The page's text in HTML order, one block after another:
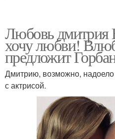
Любовь дмитрия
хочу любви!
предложит
Дмитрию, возможно, надоело
с актрисой.